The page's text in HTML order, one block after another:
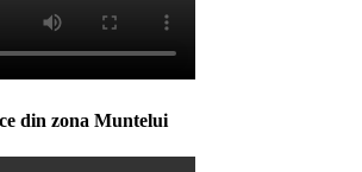
din zona Muntelui